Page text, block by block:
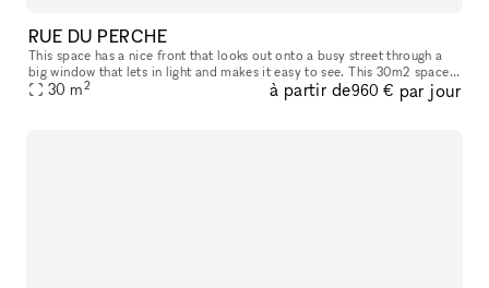
RUE DU PERCHE
This space has a nice front that looks out onto a busy street through a
big window that lets in light and makes it easy to see. This 30m2 space
is in the 3rd arrondissement of Paris, right in the mid
30 m2 à partir de960 € par jour